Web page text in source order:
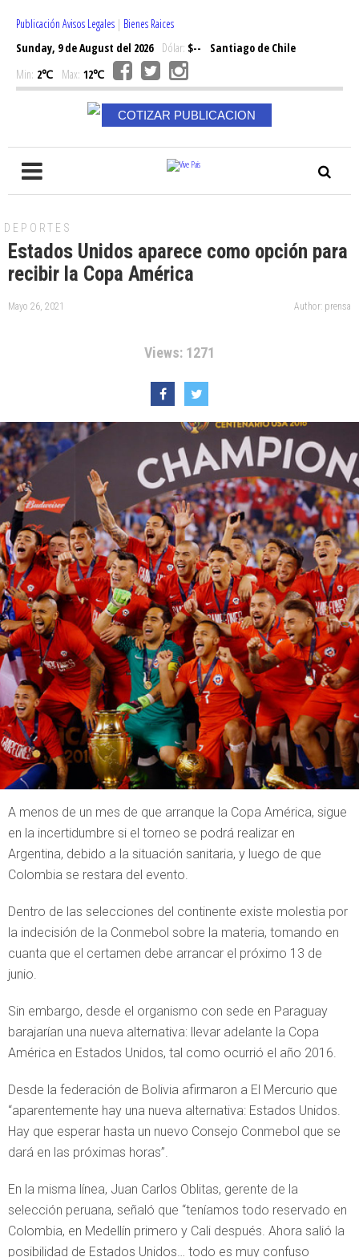
Publicación Avisos Legales | Bienes Raices
Sunday, 9 de August del 2026Dólar: $--
Santiago de Chile
Min: 2℃ Max: 12℃
COTIZAR PUBLICACION
DEPORTES
Estados Unidos aparece como opción para
recibir la Copa América
Mayo 26, 2021 Author: prensa
Views: 1271
A menos de un mes de que arranque la Copa América, sigue
en la incertidumbre si el torneo se podrá realizar en
Argentina, debido a la situación sanitaria, y luego de que
Colombia se restara del evento.
Dentro de las selecciones del continente existe molestia por
la indecisión de la Conmebol sobre la materia, tomando en
cuanta que el certamen debe arrancar el próximo 13 de
junio.
Sin embargo, desde el organismo con sede en Paraguay
barajarían una nueva alternativa: llevar adelante la Copa
América en Estados Unidos, tal como ocurrió el año 2016.
Desde la federación de Bolivia afirmaron a El Mercurio que
“aparentemente hay una nueva alternativa: Estados Unidos.
Hay que esperar hasta un nuevo Consejo Conmebol que se
dará en las próximas horas”.
En la misma línea, Juan Carlos Oblitas, gerente de la
selección peruana, señaló que “teníamos todo reservado en
Colombia, en Medellín primero y Cali después. Ahora salió la
posibilidad de Estados Unidos… todo es muy confuso